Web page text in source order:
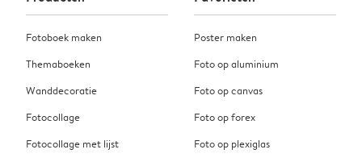
Fotoboek maken
Themaboeken
Wanddecoratie
Fotocollage
Fotocollage met lijst
Poster maken
Foto op aluminium
Foto op canvas
Foto op forex
Foto op plexiglas